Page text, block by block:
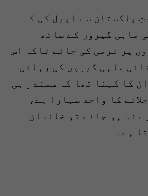
پاکستان سے اپیل کی کہ
ماہی گیروں کے ساتھ
پر نرمی کی جائے تاکہ اس
ماہی گیروں کی رہائی
کا کہنا تھا کہ سمندر ہی
کا واحد سہارا ہے،
بند ہو جائے تو خاندان
ہے۔